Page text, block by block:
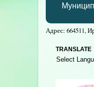
Адрес: 664511,
TRANSLATE
Select